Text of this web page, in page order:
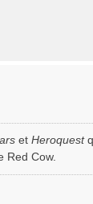
et Heroquest
Red Cow.